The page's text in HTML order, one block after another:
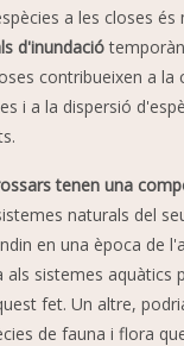
a les closes és
d'inundació
contribueixen a la
i a la dispersió
tenen una
naturals del
en una època de
als sistemes aquàtics
fet. Un altre,
de fauna i flora